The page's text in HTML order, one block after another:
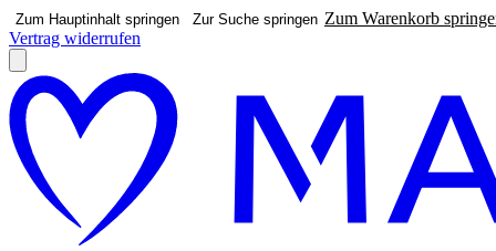
Zum Hauptinhalt springen Zur Suche springen Zum Warenkorb
Vertrag widerrufen